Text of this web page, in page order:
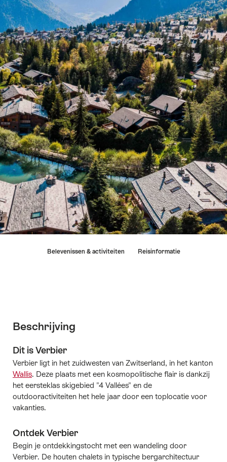
de
ankerpunten
op
pagina.
Belevenissen & activiteiten Reisinformatie
Beschrijving
Dit is Verbier
Verbier ligt in het zuidwesten van Zwitserland, in het kanton
Wallis. Deze plaats met een kosmopolitische flair is dankzij
het eersteklas skigebied "4 Vallées" en de
outdooractiviteiten het hele jaar door een toplocatie voor
vakanties.
Ontdek Verbier
Begin je ontdekkingstocht met een wandeling door
Verbier. De houten chalets in typische bergarchitectuur